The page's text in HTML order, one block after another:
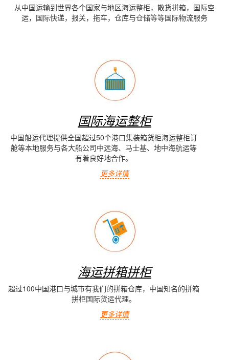
从中国运输到世界各个国家与地区海运整柜，散货拼箱，国际空
运，国际快递，报关，拖车，仓库与仓储等等国际物流服务
国际海运整柜
中国船运代理提供全国超过50个港口集装箱货柜海运整柜订
舱等本地服务与各大船公司中远海、马士基、地中海航运等
有着良好地合作。
更多详情
海运拼箱拼柜
超过100中国港口与城市有我们的拼箱仓库，中国知名的拼箱
拼柜国际货运代理。
更多详情